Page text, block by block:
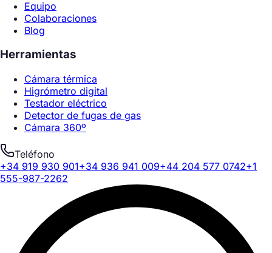
Equipo
Colaboraciones
Blog
Herramientas
Cámara térmica
Higrómetro digital
Testador eléctrico
Detector de fugas de gas
Cámara 360º
Teléfono
+34 919 930 901+34 936 941 009+44 204 577 0742+1
555-987-2262